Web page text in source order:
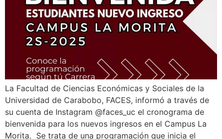
La Facultad de Ciencias Económicas y Sociales de la
Universidad de Carabobo, FACES, informó a través de
su cuenta de Instagram @faces_uc el cronograma de
bienvenida para los nuevos ingresos en el Campus La
Morita. Se trata de una programación que inicia el